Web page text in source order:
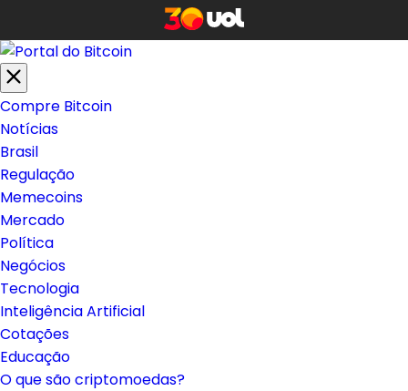
Compre Bitcoin
Notícias
Brasil
Regulação
Memecoins
Mercado
Política
Negócios
Tecnologia
Inteligência Artificial
Cotações
Educação
O que são criptomoedas?